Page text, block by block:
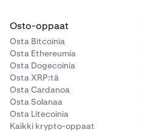
Osto-oppaat
Osta Bitcoinia
Osta Ethereumia
Osta Dogecoinia
Osta XRP:tä
Osta Cardanoa
Osta Solanaa
Osta Litecoinia
Kaikki krypto-oppaat